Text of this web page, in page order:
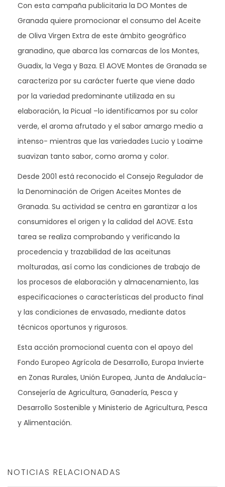
Con esta campaña publicitaria la DO Montes de
Granada quiere promocionar el consumo del Aceite
de Oliva Virgen Extra de este ámbito geográfico
granadino, que abarca las comarcas de los Montes,
Guadix, la Vega y Baza. El AOVE Montes de Granada se
caracteriza por su carácter fuerte que viene dado
por la variedad predominante utilizada en su
elaboración, la Picual –lo identificamos por su color
verde, el aroma afrutado y el sabor amargo medio a
intenso- mientras que las variedades Lucio y Loaime
suavizan tanto sabor, como aroma y color.
Desde 2001 está reconocido el Consejo Regulador de
la Denominación de Origen Aceites Montes de
Granada. Su actividad se centra en garantizar a los
consumidores el origen y la calidad del AOVE. Esta
tarea se realiza comprobando y verificando la
procedencia y trazabilidad de las aceitunas
molturadas, así como las condiciones de trabajo de
los procesos de elaboración y almacenamiento, las
especificaciones o características del producto final
y las condiciones de envasado, mediante datos
técnicos oportunos y rigurosos.
Esta acción promocional cuenta con el apoyo del
Fondo Europeo Agrícola de Desarrollo, Europa Invierte
en Zonas Rurales, Unión Europea, Junta de Andalucía-
Consejería de Agricultura, Ganadería, Pesca y
Desarrollo Sostenible y Ministerio de Agricultura, Pesca
y Alimentación.
NOTICIAS RELACIONADAS